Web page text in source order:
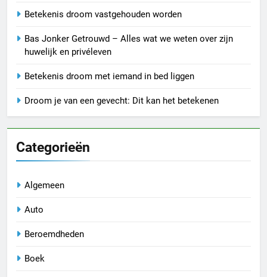
Betekenis droom vastgehouden worden
Bas Jonker Getrouwd – Alles wat we weten over zijn
huwelijk en privéleven
Betekenis droom met iemand in bed liggen
Droom je van een gevecht: Dit kan het betekenen
Categorieën
Algemeen
Auto
Beroemdheden
Boek